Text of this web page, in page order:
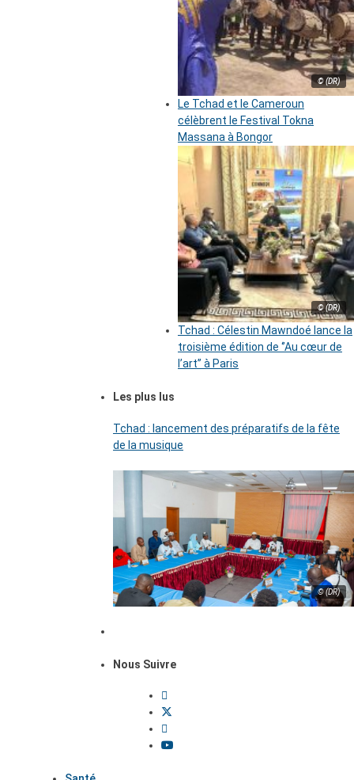
© (DR)
Le Tchad et le Cameroun
célèbrent le Festival Tokna
Massana à Bongor
© (DR)
Tchad : Célestin Mawndoé lance la
troisième édition de ‘’Au cœur de
l’art’’ à Paris
Les plus lus
Tchad : lancement des préparatifs de la fête
de la musique
© (DR)
Nous Suivre